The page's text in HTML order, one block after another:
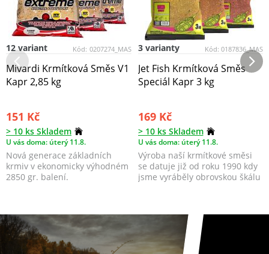
Kód: 0207274_MAS
12 variant
Mivardi Krmítková Směs V1
Kapr 2,85 kg
151 Kč
> 10 ks Skladem
U vás doma: úterý 11.8.
Nová generace základních
krmiv v ekonomicky výhodném
2850 gr. balení.
Kód: 0187836_MAS
3 varianty
Jet Fish Krmítková Směs
Speciál Kapr 3 kg
169 Kč
> 10 ks Skladem
U vás doma: úterý 11.8.
Výroba naší krmítkové směsi
se datuje již od roku 1990 kdy
jsme vyráběly obrovskou škálu